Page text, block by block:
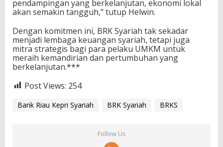
pendampingan yang berkelanjutan, ekonomi lokal
akan semakin tangguh,” tutup Helwin.
Dengan komitmen ini, BRK Syariah tak sekadar
menjadi lembaga keuangan syariah, tetapi juga
mitra strategis bagi para pelaku UMKM untuk
meraih kemandirian dan pertumbuhan yang
berkelanjutan.***
Post Views: 254
Bank Riau Kepri Syariah BRK Syariah BRKS
Follow Us